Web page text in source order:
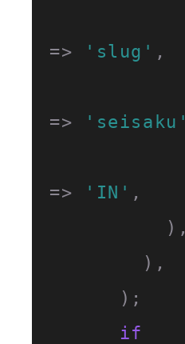
=>
'slug' ,
=>
'seisaku'
=>
'IN' ,
if